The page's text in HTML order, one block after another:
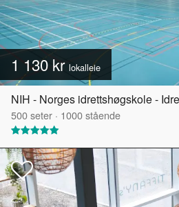
1 130 kr lokalleie
NIH - Norges idrettshøgskole -
500seter · 1000stående